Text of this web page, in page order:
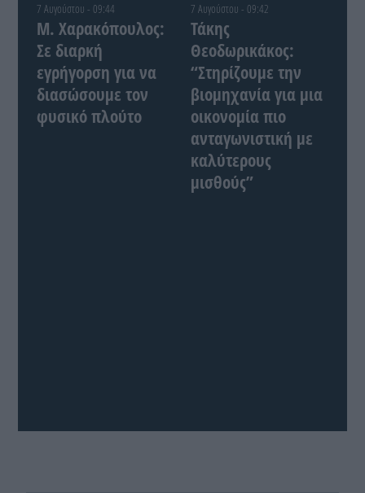
7 Αυγούστου - 09:44
Μ. Χαρακόπουλος:
Σε διαρκή
εγρήγορση για να
διασώσουμε τον
φυσικό πλούτο
7 Αυγούστου - 09:42
Τάκης
Θεοδωρικάκος:
“Στηρίζουμε την
βιομηχανία για μια
οικονομία πιο
ανταγωνιστική με
καλύτερους
μισθούς”